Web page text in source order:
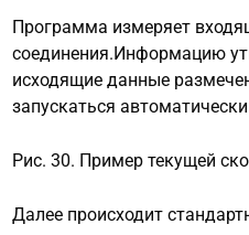
Программа измеряет
соединения.Информацию
исходящие данные
запускаться
Рис. 30. Пример текущей
Далее происходит